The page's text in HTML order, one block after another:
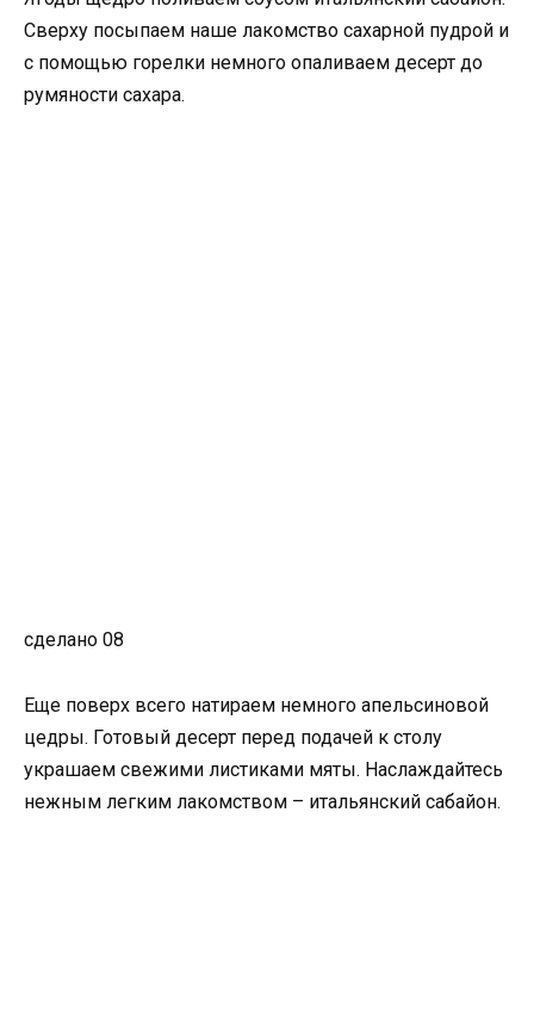
Сверху посыпаем наше лакомство сахарной пудрой и
с помощью горелки немного опаливаем десерт до
румяности сахара.
сделано 08
Еще поверх всего натираем немного апельсиновой
цедры. Готовый десерт перед подачей к столу
украшаем свежими листиками мяты. Наслаждайтесь
нежным легким лакомством – итальянский сабайон.